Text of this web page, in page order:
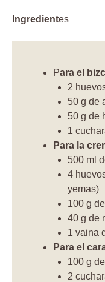
Ingredientes
Para el
2
50 g de
50 g de
1
Para la
500 ml
4
yemas)
100 g
40 g de
1 vaina
Para el
100 g
2